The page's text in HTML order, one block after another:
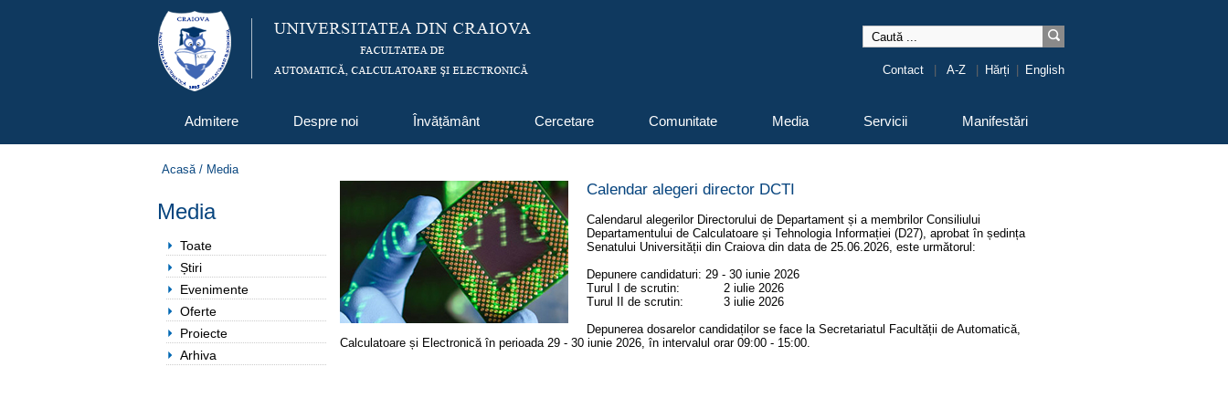
Contact A-Z Hărți English
Admitere Despre noi Învățământ Cercetare Comunitate Media Servicii Manifestări
Acasă/ Media
Media
Toate
Știri
Evenimente
Oferte
Proiecte
Arhiva
Calendar alegeri director DCTI
Calendarul alegerilor Directorului de Departament și a membrilor Consiliului
Departamentului de Calculatoare și Tehnologia Informației (D27), aprobat în ședința
Senatului Universității din Craiova din data de 25.06.2026, este următorul:
Depunere candidaturi: 29 - 30 iunie 2026
Turul I de scrutin: 2 iulie 2026
Turul II de scrutin: 3 iulie 2026
Depunerea dosarelor candidaților se face la Secretariatul Facultății de Automatică,
Calculatoare și Electronică în perioada 29 - 30 iunie 2026, în intervalul orar 09:00 - 15:00.